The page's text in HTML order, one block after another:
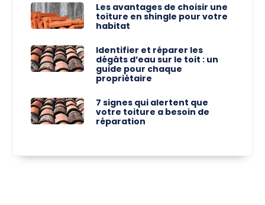
Les avantages de choisir une
toiture en shingle pour votre
habitat
Identifier et réparer les
dégâts d’eau sur le toit : un
guide pour chaque
propriétaire
7 signes qui alertent que
votre toiture a besoin de
réparation